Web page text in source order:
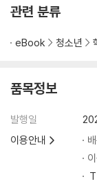
24. 마르코프 체인과
관련 분류
eBook 청소년
품목정보
발행일
이용안내